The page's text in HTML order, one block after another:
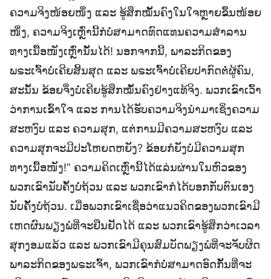
ຄວາມຈິງໜ້ອຍໜຶ່ງ ແລະ ຮູ້ສຶກໝັ້ນຄົງໃນໃຈຫຼາຍຂຶ້ນໜ້ອຍ
ໜຶ່ງ, ຄວາມຈິງເຫຼົ່ານີ້ກໍບໍ່ສາມາດທົດແທນຄວາມສຳລານ
ທາງເນື້ອໜັງເຫຼົ່ານັ້ນໄດ້! ນອກຈາກນີ້, ພາລະກິດຂອງ
ພຣະເຈົ້າບໍ່ເຄີຍສິ້ນສຸດ ແລະ ພຣະເຈົ້າບໍ່ເຄີຍປາກົດຕໍ່ຜູ້ຄົນ,
ສະນັ້ນ ຂ້ອຍຈຶ່ງບໍ່ເຄີຍຮູ້ສຶກໝັ້ນຄົງຢ່າງແທ້ຈິງ. ພວກເຂົາເວົ້າ
ວ່າການເຂົ້າໃຈ ແລະ ການໄດ້ຮັບຄວາມຈິງນຳມາເຊິ່ງຄວາມ
ສະຫງົບ ແລະ ຄວາມສຸກ, ແຕ່ການມີຄວາມສະຫງົບ ແລະ
ຄວາມສຸກຈະມີປະໂຫຍດຫຍັງ? ຂ້ອຍກໍຍັງບໍ່ມີຄວາມສຸກ
ທາງເນື້ອໜັງ!” ຄວາມຄິດເຫຼົ່ານີ້ໄດ້ແລ່ນຜ່ານໃນຫົວຂອງ
ພວກເຂົານັບຄັ້ງບໍ່ຖ້ວນ ແລະ ພວກເຂົາກໍໄດ້ບອກກັບຕົນເອງ
ນັບຄັ້ງບໍ່ຖ້ວນ. ເມື່ອພວກເຂົາເຊື່ອວ່າແນວຄິດຂອງພວກເຂົາມີ
ເຫດຜົນພຽງພໍທີ່ຈະຢືນຢັດໄດ້ ແລະ ພວກເຂົາຮູ້ສຶກວ່າເວລາ
ສຸກງອມແລ້ວ ແລະ ພວກເຂົາມີຄຸນສົມບັດພຽງພໍທີ່ຈະຈັບຜິດ
ພາລະກິດຂອງພຣະເຈົ້າ, ພວກເຂົາກໍບໍ່ສາມາດອົດກັ້ນທີ່ຈະ